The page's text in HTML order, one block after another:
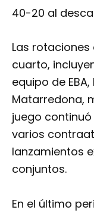
40-20 al
Las
cuarto,
equipo de
Matarredona,
juego
varios
lanzamientos
conjuntos.
En el último